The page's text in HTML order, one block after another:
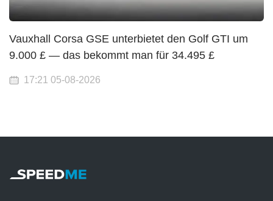
Vauxhall Corsa GSE unterbietet den Golf GTI um
9.000 £ — das bekommt man für 34.495 £
17:21 05-08-2026